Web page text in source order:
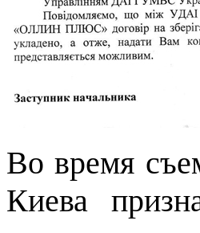
Во время
Киева